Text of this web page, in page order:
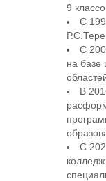
9
С
С
на базе
В
С